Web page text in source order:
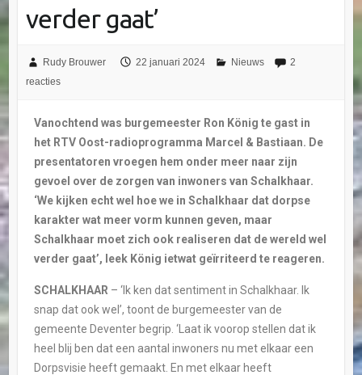
verder gaat’
Rudy Brouwer 22 januari 2024 Nieuws
2
reacties
Vanochtend was burgemeester Ron König te gast in
het RTV Oost-radioprogramma Marcel & Bastiaan. De
presentatoren vroegen hem onder meer naar zijn
gevoel over de zorgen van inwoners van Schalkhaar.
‘We kijken echt wel hoe we in Schalkhaar dat dorpse
karakter wat meer vorm kunnen geven, maar
Schalkhaar moet zich ook realiseren dat de wereld wel
verder gaat’, leek König ietwat geïrriteerd te reageren.
SCHALKHAAR – ‘Ik ken dat sentiment in Schalkhaar. Ik
snap dat ook wel’, toont de burgemeester van de
gemeente Deventer begrip. ‘Laat ik voorop stellen dat ik
heel blij ben dat een aantal inwoners nu met elkaar een
Dorpsvisie heeft gemaakt. En met elkaar heeft